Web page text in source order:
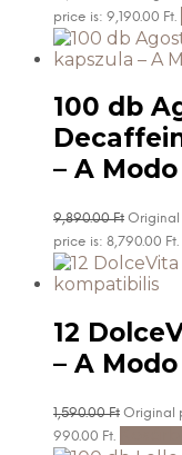
price is: 9,190.00 Ft.
100 db
– A
9,890.00Ft Original
price is: 8,790.00 Ft.
12
– A
1,590.00Ft Original
990.00 Ft.